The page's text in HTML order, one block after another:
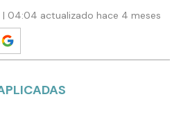
| 04:04 actualizado hace 4 meses